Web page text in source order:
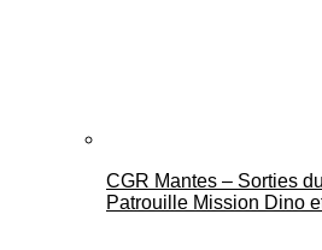
CGR Mantes – Sorties
Patrouille Mission Dino